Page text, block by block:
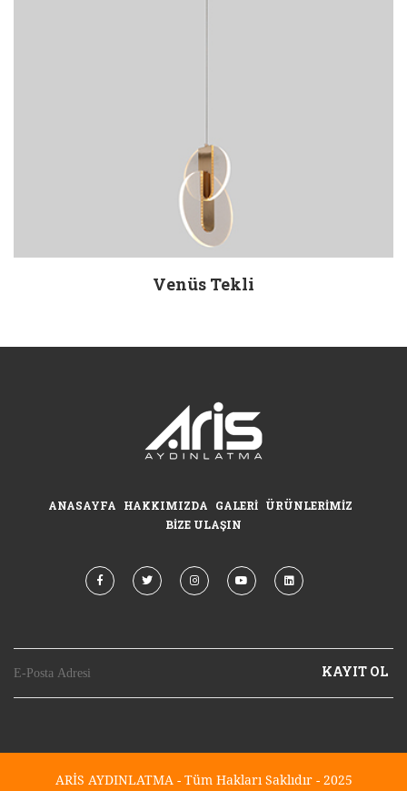
Venüs Tekli
ANASAYFA HAKKIMIZDA GALERI ÜRÜNLERIMIZ
BIZE ULAŞIN
KAYIT OL
ARİS AYDINLATMA - Tüm Hakları Saklıdır - 2025